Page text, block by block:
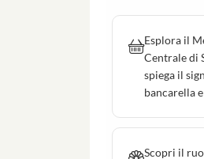
Esplora il
Centrale di
spiega il
bancarella
Scopri il